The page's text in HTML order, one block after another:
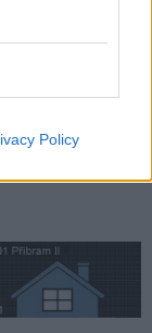
Policy
předcházení